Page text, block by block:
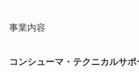
事業内容
コンシューマ・テクニカルサ